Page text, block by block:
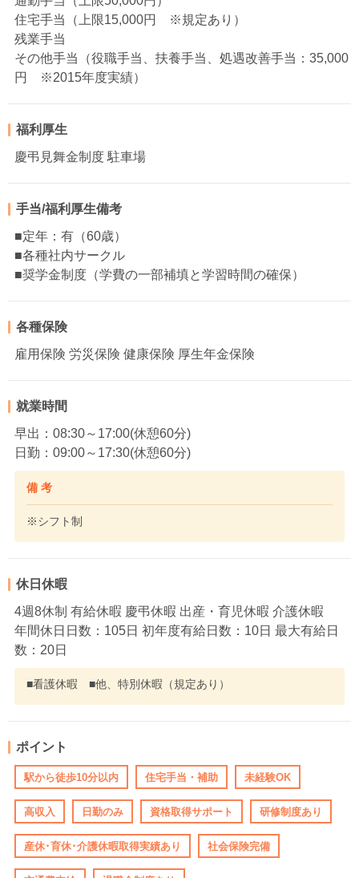
住宅手当（上限15,000円 ※規定あり）
残業手当
その他手当（役職手当、扶養手当、処遇改善手当：35,000
円 ※2015年度実績）
福利厚生
慶弔見舞金制度 駐車場
手当/福利厚生備考
■定年：有（60歳）
■各種社内サークル
■奨学金制度（学費の一部補填と学習時間の確保）
各種保険
雇用保険 労災保険 健康保険 厚生年金保険
就業時間
早出：08:30～17:00(休憩60分)
日勤：09:00～17:30(休憩60分)
備 考
※シフト制
休日休暇
4週8休制 有給休暇 慶弔休暇 出産・育児休暇 介護休暇
年間休日日数：105日 初年度有給日数：10日 最大有給日
数：20日
■看護休暇 ■他、特別休暇（規定あり）
ポイント
駅から徒歩10分以内 住宅手当・補助 未経験OK
高収入 日勤のみ 資格取得サポート 研修制度あり
産休･育休･介護休暇取得実績あり 社会保険完備